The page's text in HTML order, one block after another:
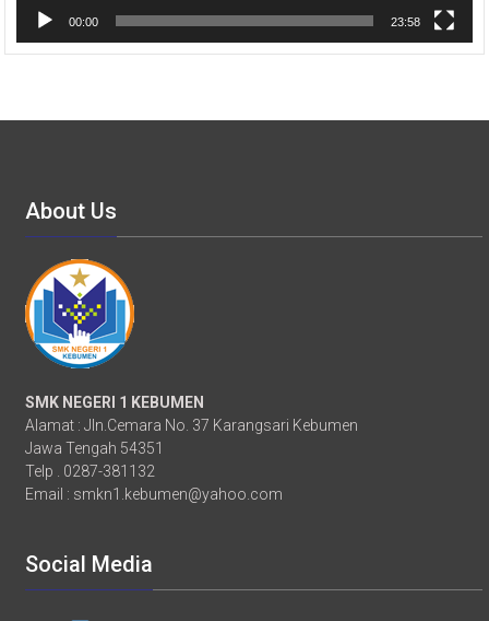
00:00 23:58
About Us
SMK NEGERI 1 KEBUMEN
Alamat : Jln.Cemara No. 37 Karangsari Kebumen
Jawa Tengah 54351
Telp . 0287-381132
Email : smkn1.kebumen@yahoo.com
Social Media